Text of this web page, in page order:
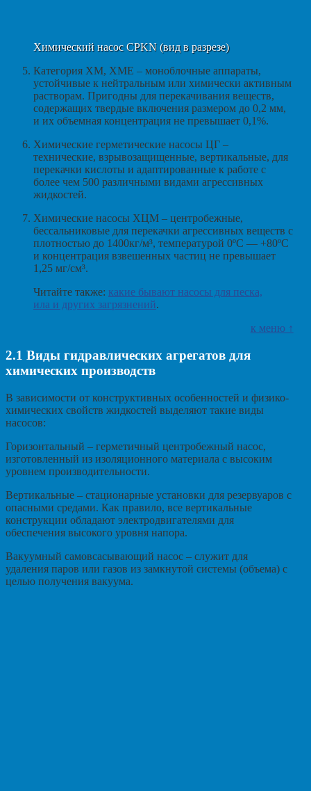
Химический насос CPKN (вид в разрезе)
Категория ХМ, ХМЕ – моноблочные аппараты,
устойчивые к нейтральным или химически активным
растворам. Пригодны для перекачивания веществ,
содержащих твердые включения размером до 0,2 мм,
и их объемная концентрация не превышает 0,1%.
Химические герметические насосы ЦГ –
технические, взрывозащищенные, вертикальные, для
перекачки кислоты и адаптированные к работе с
более чем 500 различными видами агрессивных
жидкостей.
Химические насосы ХЦМ – центробежные,
бессальниковые для перекачки агрессивных веществ с
плотностью до 1400кг/м³, температурой 0ºС — +80ºС
и концентрация взвешенных частиц не превышает
1,25 мг/см³.
Читайте также: какие бывают насосы для песка,
ила и других загрязнений.
к меню ↑
2.1 Виды гидравлических агрегатов для
химических производств
В зависимости от конструктивных особенностей и физико-
химических свойств жидкостей выделяют такие виды
насосов:
Горизонтальный – герметичный центробежный насос,
изготовленный из изоляционного материала с высоким
уровнем производительности.
Вертикальные – стационарные установки для резервуаров с
опасными средами. Как правило, все вертикальные
конструкции обладают электродвигателями для
обеспечения высокого уровня напора.
Вакуумный самовсасывающий насос – служит для
удаления паров или газов из замкнутой системы (объема) с
целью получения вакуума.